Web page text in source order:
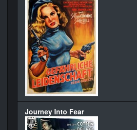
Journey Into Fear